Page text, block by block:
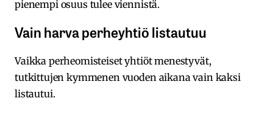
pienempi osuus tulee viennistä.
Vain harva perheyhtiö listautuu
Vaikka perheomisteiset yhtiöt menestyvät,
tutkittujen kymmenen vuoden aikana vain kaksi
listautui.